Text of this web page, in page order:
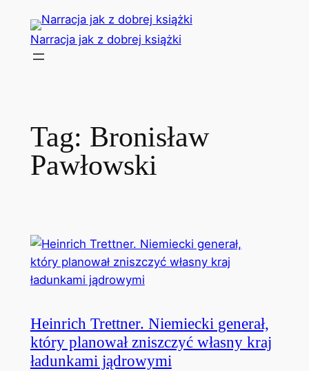
Przejdź
treści
Narracja jak z dobrej książki
Tag: Bronisław
Pawłowski
Heinrich Trettner. Niemiecki generał,
który planował zniszczyć własny kraj
ładunkami jądrowymi